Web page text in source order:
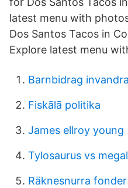
latest menu with
Dos Santos Tacos in
Explore latest menu
Barnbidrag
Fiskālā politika
James ellroy young
Tylosaurus vs
Räknesnurra fonder